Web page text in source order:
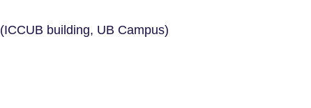
building, UB Campus)